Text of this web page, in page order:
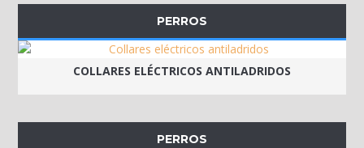
PERROS
COLLARES ELÉCTRICOS ANTILADRIDOS
PERROS